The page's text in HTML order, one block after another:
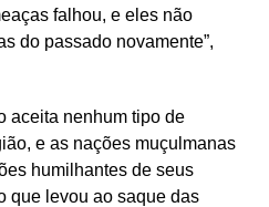
falhou, e eles não
do passado novamente”,
aceita nenhum tipo de
e as nações muçulmanas
humilhantes de seus
que levou ao saque das